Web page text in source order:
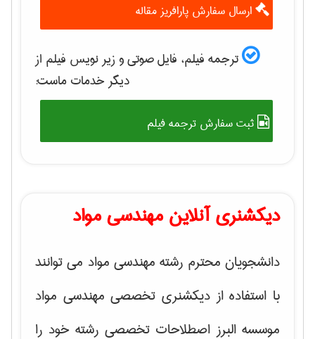
ارسال سفارش پارافریز مقاله
ترجمه فیلم، فایل صوتی و زیر نویس فیلم از
دیگر خدمات ماست:
ثبت سفارش ترجمه فیلم
دیکشنری آنلاین مهندسی مواد
دانشجویان محترم رشته مهندسی مواد می توانند
با استفاده از دیکشنری تخصصی مهندسی مواد
موسسه البرز اصطلاحات تخصصی رشته خود را